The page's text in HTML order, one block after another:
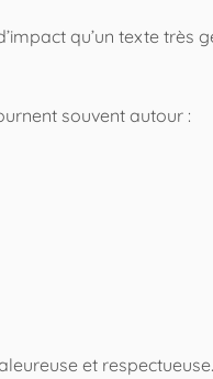
qu’un texte très
souvent autour :
et respectueuse.